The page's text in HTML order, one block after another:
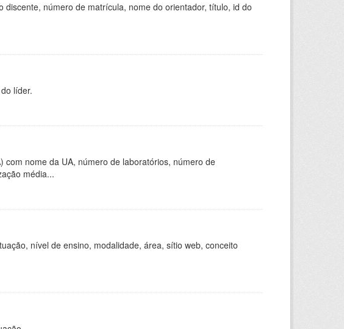
número de matrícula, nome do orientador, título, id do
líder.
nome da UA, número de laboratórios, número de
média...
nível de ensino, modalidade, área, sítio web, conceito